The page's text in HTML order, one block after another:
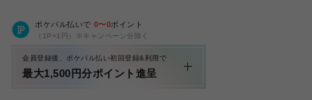
ポケパル払いで 0〜0ポイント
（1P=1円）※キャンペーン分除く
会員登録後、ポケパル払い初回登録&利用で
最大1,500円分ポイント進呈